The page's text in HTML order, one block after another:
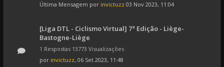
Última Mensagem por invictuzz 03 Nov 2023, 11:04
[Liga DTL - Ciclismo Virtual] 7ª Edição - Liège-
Bastogne-Liège
1 Respostas 13773 Visualizações
por invictuzz, 06 Set 2023, 11:48